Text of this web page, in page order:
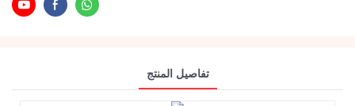
تفاصيل المنتج